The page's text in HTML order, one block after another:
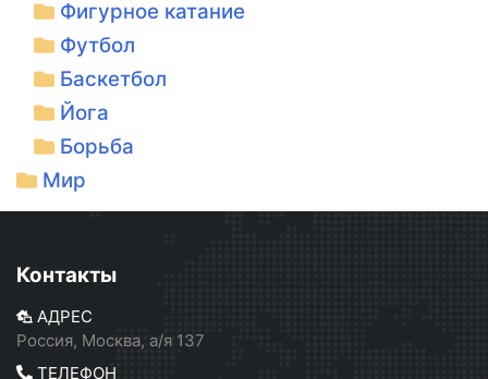
Фигурное катание
Футбол
Баскетбол
Йога
Борьба
Мир
Контакты
АДРЕС
Россия, Москва, а/я 137
ТЕЛЕФОН